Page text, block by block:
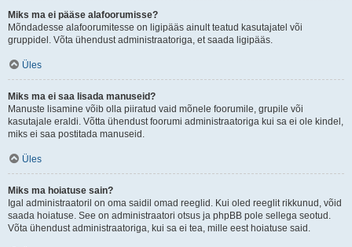
Miks ma ei pääse alafoorumisse?
Mõndadesse alafoorumitesse on ligipääs ainult teatud kasutajatel või
gruppidel. Võta ühendust administraatoriga, et saada ligipääs.
Üles
Miks ma ei saa lisada manuseid?
Manuste lisamine võib olla piiratud vaid mõnele foorumile, grupile või
kasutajale eraldi. Võtta ühendust foorumi administraatoriga kui sa ei ole kindel,
miks ei saa postitada manuseid.
Üles
Miks ma hoiatuse sain?
Igal administraatoril on oma saidil omad reeglid. Kui oled reeglit rikkunud, võid
saada hoiatuse. See on administraatori otsus ja phpBB pole sellega seotud.
Võta ühendust administraatoriga, kui sa ei tea, mille eest hoiatuse said.